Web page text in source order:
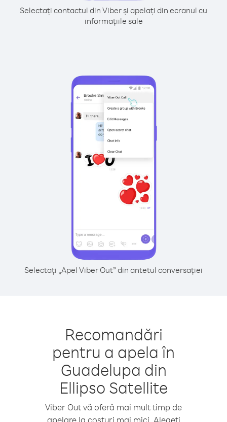
Selectați contactul din Viber și apelați din ecranul cu
informațiile sale
Selectați „Apel Viber Out” din antetul conversației
Recomandări
pentru a apela în
Guadelupa din
Ellipso Satellite
Viber Out vă oferă mai mult timp de
apelare la costuri mai mici. Alegeți